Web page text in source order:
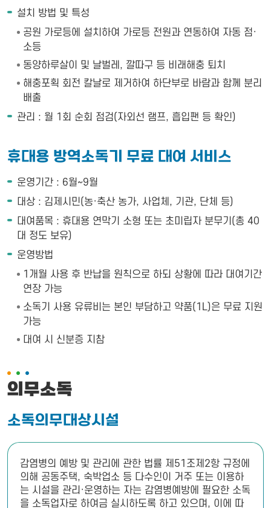
설치 방법 및 특성
공원 가로등에 설치하여 가로등 전원과 연동하여 자동 점·
소등
동양하루살이 및 날벌레, 깔따구 등 비래해충 퇴치
해충포획 회전 칼날로 제거하여 하단부로 바람과 함께 분리
배출
관리 : 월 1회 순회 점검(자외선 램프, 흡입팬 등 확인)
휴대용 방역소독기 무료 대여 서비스
운영기간 : 6월~9월
대상 : 김제시민(농·축산 농가, 사업체, 기관, 단체 등)
대여품목 : 휴대용 연막기 소형 또는 초미립자 분무기(총 40
대 정도 보유)
운영방법
1개월 사용 후 반납을 원칙으로 하되 상황에 따라 대여기간
연장 가능
소독기 사용 유류비는 본인 부담하고 약품(1L)은 무료 지원
가능
대여 시 신분증 지참
의무소독
소독의무대상시설
감염병의 예방 및 관리에 관한 법률 제51조제2항 규정에
의해 공동주택, 숙박업소 등 다수인이 거주 또는 이용하
는 시설을 관리·운영하는 자는 감염병예방에 필요한 소독
을 소독업자로 하여금 실시하도록 하고 있으며, 이에 따